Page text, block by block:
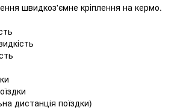
швидкоз'ємне кріплення на кермо.
дистанція поїздки)